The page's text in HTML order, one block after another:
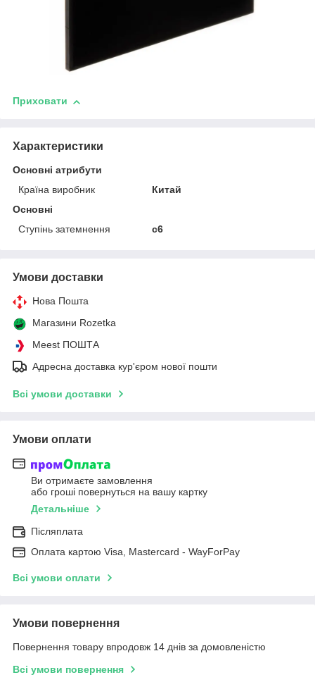
Приховати
Характеристики
Основні атрибути
Країна виробник
Китай
Основні
Ступінь затемнення
с6
Умови доставки
Нова Пошта
Магазини Rozetka
Meest ПОШТА
Адресна доставка кур'єром нової пошти
Всі умови доставки
Умови оплати
Ви отримаєте замовлення
або гроші повернуться на вашу картку
Детальніше
Післяплата
Оплата картою Visa, Mastercard - WayForPay
Всі умови оплати
Умови повернення
Повернення товару впродовж 14 днів за домовленістю
Всі умови повернення